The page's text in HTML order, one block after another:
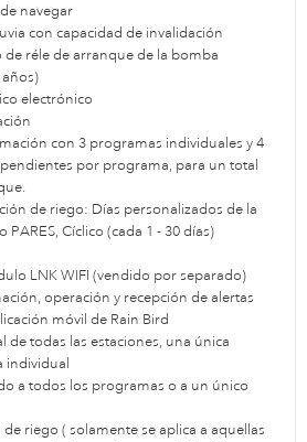
navegar
con capacidad de invalidación
réle de arranque de la bomba
electrónico
con 3 programas individuales y 4
por programa, para un total
de riego: Días personalizados de la
PARES, Cíclico (cada 1 - 30 días)
LNK WIFI (vendido por separado)
operación y recepción de alertas
móvil de Rain Bird
todas las estaciones, una única
individual
a todos los programas o a un único
riego ( solamente se aplica a aquellas